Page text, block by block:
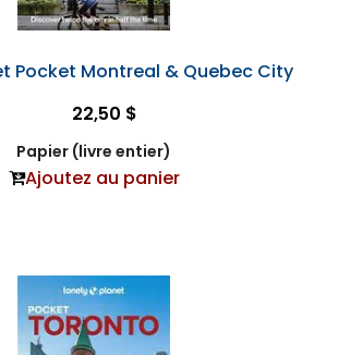
Pocket Montreal & Quebec City
22,50 $
Papier (livre entier)
Ajoutez au panier